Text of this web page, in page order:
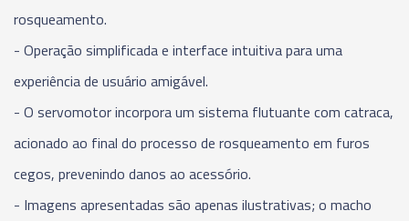
rosqueamento.
- Operação simplificada e interface intuitiva para uma
experiência de usuário amigável.
- O servomotor incorpora um sistema flutuante com catraca,
acionado ao final do processo de rosqueamento em furos
cegos, prevenindo danos ao acessório.
- Imagens apresentadas são apenas ilustrativas; o macho